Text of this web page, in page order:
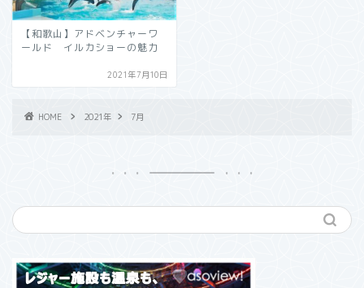
【和歌山】アドベンチャーワ
ールド イルカショーの魅力
2021年7月10日
HOME 2021年 7月